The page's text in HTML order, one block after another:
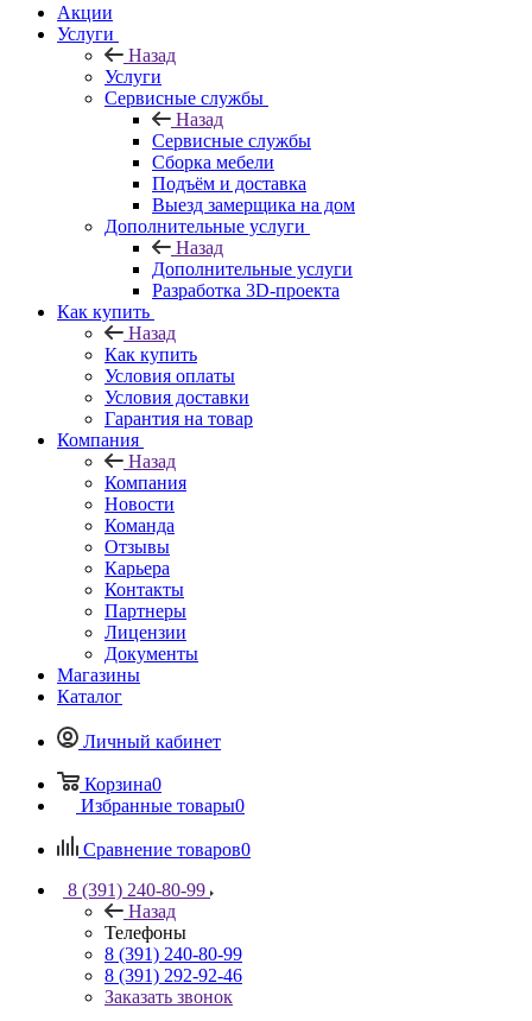
Акции
Услуги
Назад
Услуги
Сервисные службы
Назад
Сервисные службы
Сборка мебели
Подъём и доставка
Выезд замерщика на дом
Дополнительные услуги
Назад
Дополнительные услуги
Разработка 3D-проекта
Как купить
Назад
Как купить
Условия оплаты
Условия доставки
Гарантия на товар
Компания
Назад
Компания
Новости
Команда
Отзывы
Карьера
Контакты
Партнеры
Лицензии
Документы
Магазины
Каталог
Личный кабинет
Корзина0
Избранные товары0
Сравнение товаров0
8 (391) 240-80-99
Назад
Телефоны
8 (391) 240-80-99
8 (391) 292-92-46
Заказать звонок